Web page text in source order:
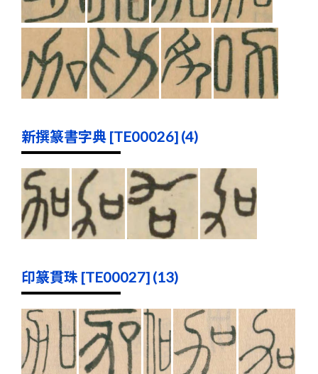
新撰篆書字典 [TE00026] (4)
印篆貫珠 [TE00027] (13)